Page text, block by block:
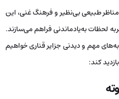
طبیعی بی‌نظیر و فرهنگ غنی، این
لحظات به‌یادماندنی فراهم می‌سازند.
مهم و دیدنی جزایر قناری خواهیم
کند: